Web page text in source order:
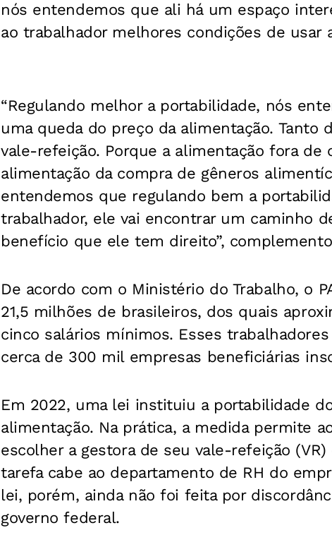
nós entendemos que ali há um espaço
ao trabalhador melhores condições de usar
“Regulando melhor a portabilidade, nós
uma queda do preço da alimentação. Tanto
vale-refeição. Porque a alimentação fora de
alimentação da compra de gêneros
entendemos que regulando bem a
trabalhador, ele vai encontrar um caminho
benefício que ele tem direito”,
De acordo com o Ministério do Trabalho, o
21,5 milhões de brasileiros, dos quais
cinco salários mínimos. Esses
cerca de 300 mil empresas beneficiárias
Em 2022, uma lei instituiu a portabilidade
alimentação. Na prática, a medida permite
escolher a gestora de seu vale-refeição
tarefa cabe ao departamento de RH do
lei, porém, ainda não foi feita por
governo federal.